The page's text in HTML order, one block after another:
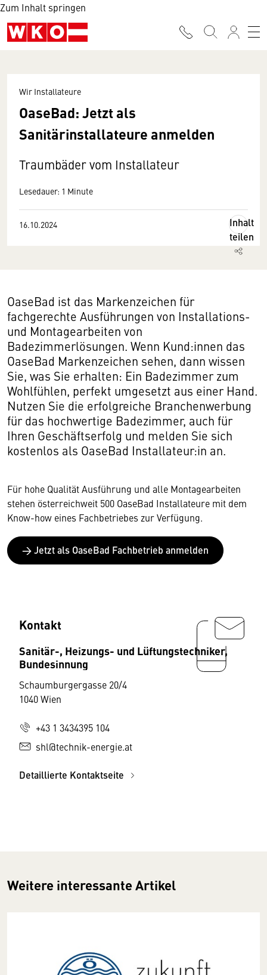
Zum Inhalt springen
Wir Installateure
OaseBad: Jetzt als
Sanitärinstallateure anmelden
Traumbäder vom Installateur
Lesedauer: 1 Minute
16.10.2024
Inhalt
teilen
OaseBad ist das Markenzeichen für
fachgerechte Ausführungen von Installations-
und Montagearbeiten von
Badezimmerlösungen. Wenn Kund:innen das
OaseBad Markenzeichen sehen, dann wissen
Sie, was Sie erhalten: Ein Badezimmer zum
Wohlfühlen, perfekt umgesetzt aus einer Hand.
Nutzen Sie die erfolgreiche Branchenwerbung
für das hochwertige Badezimmer, auch für
Ihren Geschäftserfolg und melden Sie sich
kostenlos als OaseBad Installateur:in an.
Für hohe Qualität Ausführung und alle Montagearbeiten
stehen österreichweit 500 OaseBad Installateure mit dem
Know-how eines Fachbetriebes zur Verfügung.
→ Jetzt als OaseBad Fachbetrieb anmelden
Kontakt
Sanitär-, Heizungs- und Lüftungstechniker,
Bundesinnung
Schaumburgergasse 20/4
1040 Wien
+43 1 3434395 104
shl@technik-energie.at
Detaillierte Kontaktseite
Weitere interessante Artikel